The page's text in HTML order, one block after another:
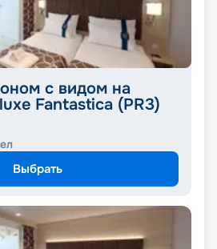
с видом на
Fantastica (PR3)
Выбрать